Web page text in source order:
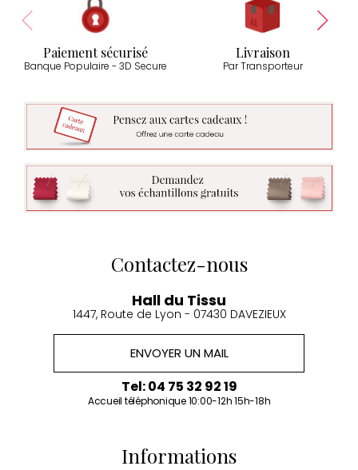
Paiement sécurisé
Banque Populaire - 3D Secure
Livraison
Par Transporteur
Contactez-nous
Hall du Tissu
1447, Route de Lyon - 07430 DAVEZIEUX
ENVOYER UN MAIL
Tel: 04 75 32 92 19
Accueil téléphonique 10:00-12h 15h-18h
Informations